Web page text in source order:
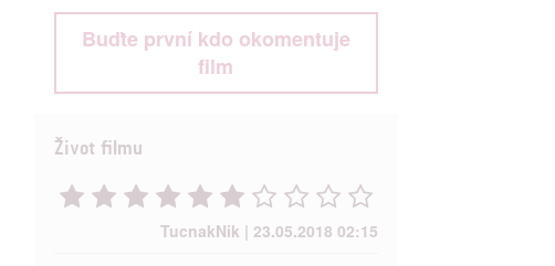
Buďte první kdo okomentuje
film
Život filmu
TucnakNik | 23.05.2018 02:15